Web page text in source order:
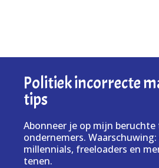
Politiek incorrecte
tips
Abonneer je op mijn beruchte
ondernemers.
millennials, freeloaders en
tenen.